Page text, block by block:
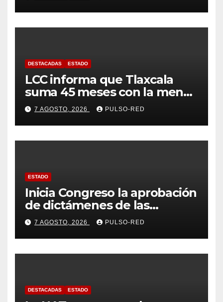
DESTACADAS ESTADO
LCC informa que Tlaxcala
suma 45 meses con la menor
tasa de delitos en el país
7 AGOSTO, 2026 PULSO-RED
ESTADO
Inicia Congreso la aprobación
de dictámenes de las
cuentas públicas de entes
fiscalizables del ejercicio
fiscal 2025
7 AGOSTO, 2026 PULSO-RED
DESTACADAS ESTADO